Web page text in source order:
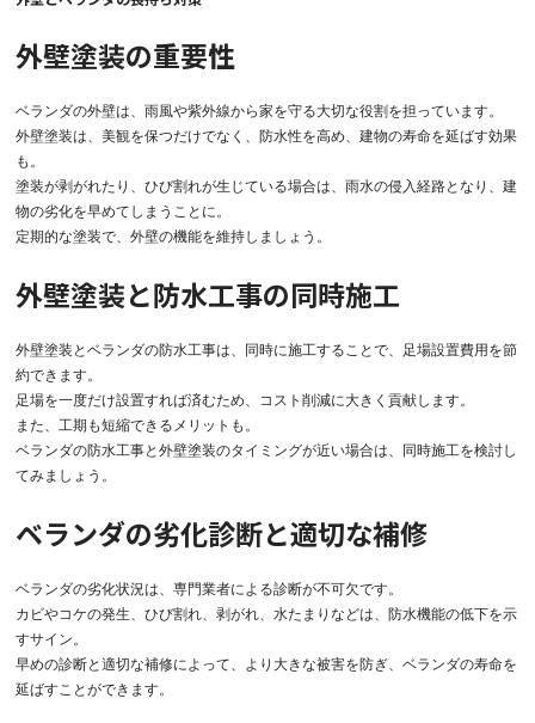
外壁塗装の重要性
ベランダの外壁は、雨風や紫外線から家を守る大切な役割を担っています。
外壁塗装は、美観を保つだけでなく、防水性を高め、建物の寿命を延ばす効果
も。
塗装が剥がれたり、ひび割れが生じている場合は、雨水の侵入経路となり、建
物の劣化を早めてしまうことに。
定期的な塗装で、外壁の機能を維持しましょう。
外壁塗装と防水工事の同時施工
外壁塗装とベランダの防水工事は、同時に施工することで、足場設置費用を節
約できます。
足場を一度だけ設置すれば済むため、コスト削減に大きく貢献します。
また、工期も短縮できるメリットも。
ベランダの防水工事と外壁塗装のタイミングが近い場合は、同時施工を検討し
てみましょう。
ベランダの劣化診断と適切な補修
ベランダの劣化状況は、専門業者による診断が不可欠です。
カビやコケの発生、ひび割れ、剥がれ、水たまりなどは、防水機能の低下を示
すサイン。
早めの診断と適切な補修によって、より大きな被害を防ぎ、ベランダの寿命を
延ばすことができます。